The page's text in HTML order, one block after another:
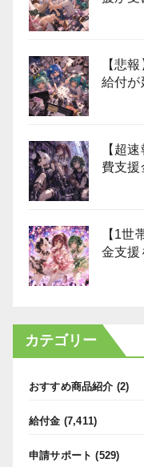
【悲
給付が
【超
費支
【1世
金支援
カテゴリー
おすすめ商品紹介 (2)
給付金 (7,411)
申請サポート (529)